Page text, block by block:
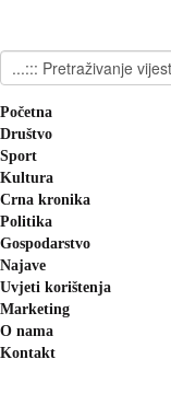
Početna
Društvo
Sport
Kultura
Crna kronika
Politika
Gospodarstvo
Najave
Uvjeti korištenja
Marketing
O nama
Kontakt